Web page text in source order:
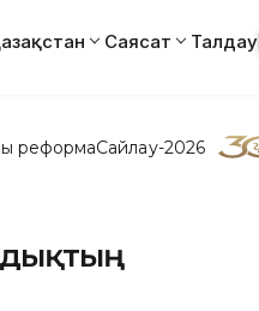
Саясат Талдау
реформаСайлау-2026